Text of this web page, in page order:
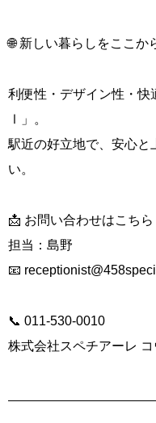
🌐 新しい暮らしをここか
利便性・デザイン性・快
Ⅰ」。
駅近の好立地で、安心と
い。
📩 お問い合わせはこちら
担当：島野
📧
📞 011-530-0010
株式会社スペチアーレ